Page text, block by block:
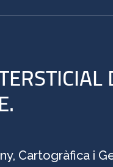
Cartogràfica i